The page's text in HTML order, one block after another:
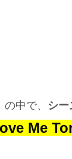
の中で、 シー
Me